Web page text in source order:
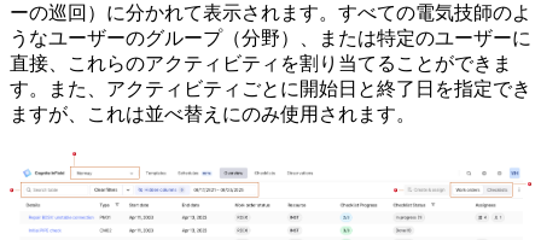
ーの巡回）に分かれて表示されます。すべての電気技師のよ
うなユーザーのグループ（分野）、または特定のユーザーに
直接、これらのアクティビティを割り当てることができま
す。また、アクティビティごとに開始日と終了日を指定でき
ますが、これは並べ替えにのみ使用されます。